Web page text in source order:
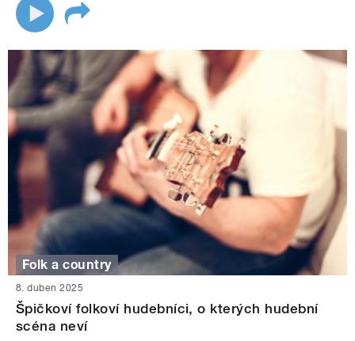
Folk a country
8. duben 2025
Špičkoví folkoví hudebníci, o kterých hudební
scéna neví